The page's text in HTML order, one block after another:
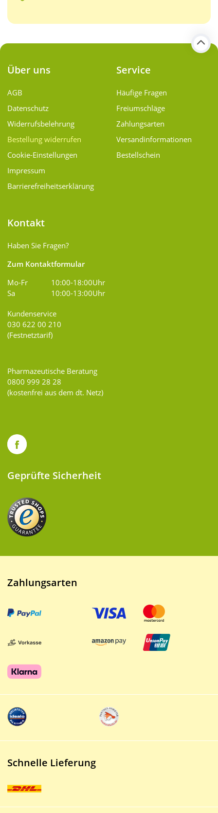
Über uns
AGB
Datenschutz
Widerrufsbelehrung
Bestellung widerrufen
Cookie-Einstellungen
Impressum
Barrierefreiheitserklärung
Service
Häufige Fragen
Freiumschläge
Zahlungsarten
Versand­informationen
Bestellschein
Kontakt
Haben Sie Fragen?
Zum Kontaktformular
Mo-Fr
10:00-18:00Uhr
Sa
10:00-13:00Uhr
Kundenservice
030 622 00 210
(Festnetztarif)
Pharmazeutische Beratung
0800 999 28 28
(kostenfrei aus dem dt. Netz)
Geprüfte Sicherheit
Zahlungsarten
Schnelle Lieferung